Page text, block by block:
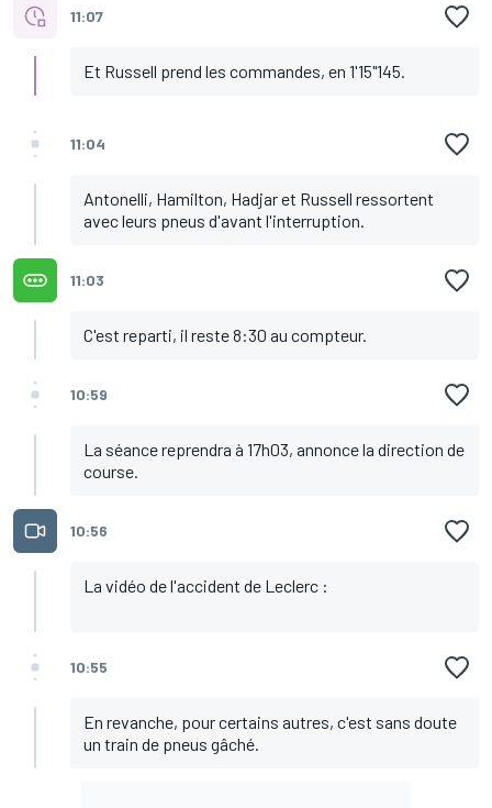
11:07
Et Russell prend les commandes, en 1'15"145.
11:04
Antonelli, Hamilton, Hadjar et Russell ressortent
avec leurs pneus d'avant l'interruption.
11:03
C'est reparti, il reste 8:30 au compteur.
10:59
La séance reprendra à 17h03, annonce la direction de
course.
10:56
La vidéo de l'accident de Leclerc :
10:55
En revanche, pour certains autres, c'est sans doute
un train de pneus gâché.